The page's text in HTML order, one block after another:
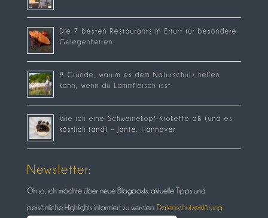
Die 7 besten Restaurants in Erfurt für besondere
Gelegenheiten
8 Gründe, warum es dem Naturschutz helfen
kann, wenn du Lammfleisch isst
Wie ich eine Schweinekopf-Krokette aß (und es
köstlich fand) – Jante, Hannover
Newsletter:
Oh ja, ich möchte über neue Blogposts, aktuelle Tipps und
persönliche Highlights informiert zu werden. Datenschutzerklärung